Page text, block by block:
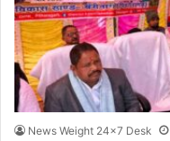
News Weight 24x7 Desk